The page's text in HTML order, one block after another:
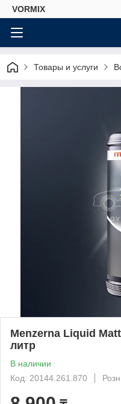
VORMIX
Товары и услуги
Menzerna Liquid
литр
В наличии
Код: 20144.261.870